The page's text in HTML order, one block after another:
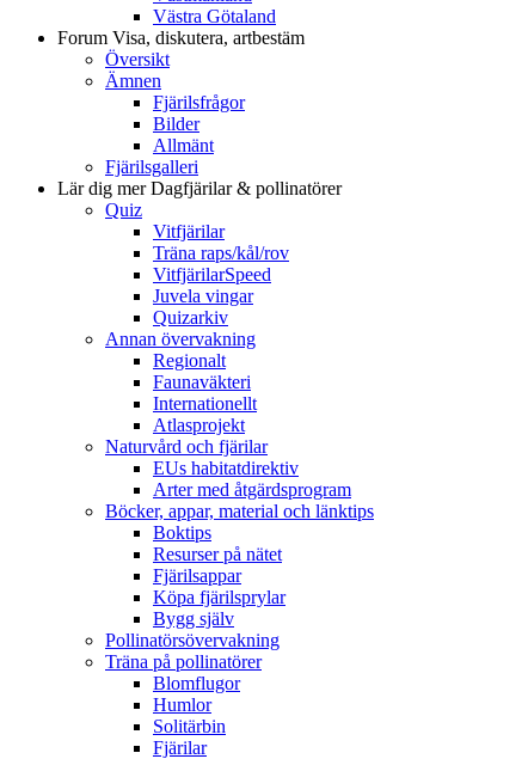
Västra Götaland
Forum Visa, diskutera, artbestäm
Översikt
Ämnen
Fjärilsfrågor
Bilder
Allmänt
Fjärilsgalleri
Lär dig merDagfjärilar & pollinatörer
Quiz
Vitfjärilar
Träna raps/kål/rov
VitfjärilarSpeed
Juvela vingar
Quizarkiv
Annan övervakning
Regionalt
Faunaväkteri
Internationellt
Atlasprojekt
Naturvård och fjärilar
EUs habitatdirektiv
Arter med åtgärdsprogram
Böcker, appar, material och länktips
Boktips
Resurser på nätet
Fjärilsappar
Köpa fjärilsprylar
Bygg själv
Pollinatörsövervakning
Träna på pollinatörer
Blomflugor
Humlor
Solitärbin
Fjärilar